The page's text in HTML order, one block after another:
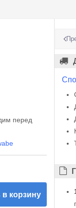
перед
корзину